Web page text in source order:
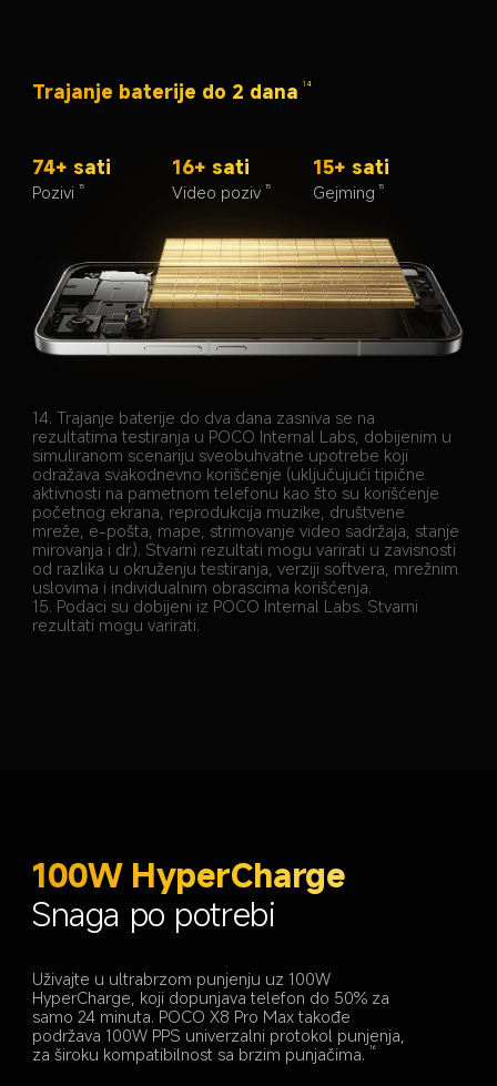
Trajanje baterije do 2 dana 14
74+ sati
Pozivi 15
16+ sati
Video poziv 15
15+ sati
Gejming 15
14. Trajanje baterije do dva dana zasniva se na
rezultatima testiranja u POCO Internal Labs, dobijenim u
simuliranom scenariju sveobuhvatne upotrebe koji
odražava svakodnevno korišćenje (uključujući tipične
aktivnosti na pametnom telefonu kao što su korišćenje
početnog ekrana, reprodukcija muzike, društvene
mreže, e-pošta, mape, strimovanje video sadržaja, stanje
mirovanja i dr.). Stvarni rezultati mogu varirati u zavisnosti
od razlika u okruženju testiranja, verziji softvera, mrežnim
uslovima i individualnim obrascima korišćenja.
15. Podaci su dobijeni iz POCO Internal Labs. Stvarni
rezultati mogu varirati.
100W HyperCharge
Snaga po potrebi
Uživajte u ultrabrzom punjenju uz 100W
HyperCharge, koji dopunjava telefon do 50% za
samo 24 minuta. POCO X8 Pro Max takođe
podržava 100W PPS univerzalni protokol punjenja,
za široku kompatibilnost sa brzim punjačima.
16